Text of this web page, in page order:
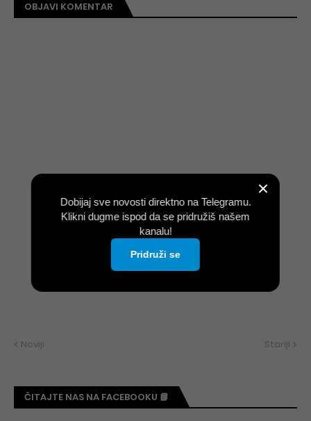
OBJAVI KOMENTAR
Noviji Stariji
×
Dobijaj sve novosti direktno na Telegramu.
Klikni dugme ispod da se pridružiš našem
kanalu!
Pridruži se
ČITAJTE NAS NA FACEBOOKU 📘